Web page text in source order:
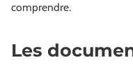
comprendre.
Les